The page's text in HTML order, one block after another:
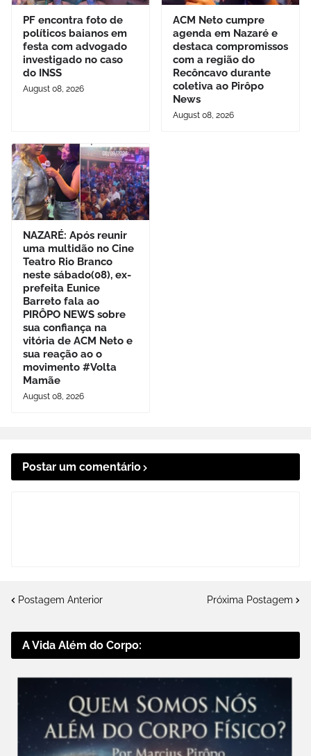
PF encontra foto de
políticos baianos em
festa com advogado
investigado no caso
do INSS
August 08, 2026
ACM Neto cumpre
agenda em Nazaré e
destaca compromissos
com a região do
Recôncavo durante
coletiva ao Pirôpo
News
August 08, 2026
NAZARÉ: Após reunir
uma multidão no Cine
Teatro Rio Branco
neste sábado(08), ex-
prefeita Eunice
Barreto fala ao
PIRÔPO NEWS sobre
sua confiança na
vitória de ACM Neto e
sua reação ao o
movimento #Volta
Mamãe
August 08, 2026
Postar um comentário
Postagem Anterior Próxima Postagem
A Vida Além do Corpo: